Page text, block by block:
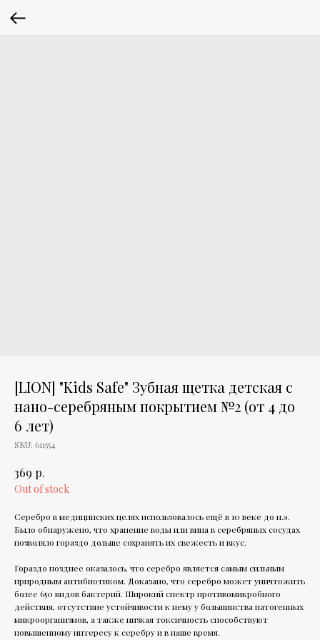
[LION] "Kids Safe" Зубная щетка детская с
нано-серебряным покрытием №2 (от 4 до
6 лет)
SKU: 611554
369 р.
Out of stock
Серебро в медицинских целях использовалось ещё в 10 веке до н.э.
Было обнаружено, что хранение воды или вина в серебряных сосудах
позволяло гораздо дольше сохранять их свежесть и вкус.
Гораздо позднее оказалось, что серебро является самым сильным
природным антибиотиком. Доказано, что серебро может уничтожить
более 650 видов бактерий. Широкий спектр противомикробного
действия, отсутствие устойчивости к нему у большинства патогенных
микроорганизмов, а также низкая токсичность способствуют
повышенному интересу к серебру и в наше время.